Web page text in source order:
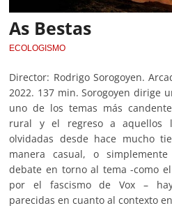
As Bestas
ECOLOGISMO
Director: Rodrigo Sorogoyen.
2022. 137 min. Sorogoyen dirige
uno de los temas más
rural y el regreso a aquellos
olvidadas desde hace mucho
manera casual, o
debate en torno al tema -como
por el fascismo de Vox –
parecidas en cuanto al contexto